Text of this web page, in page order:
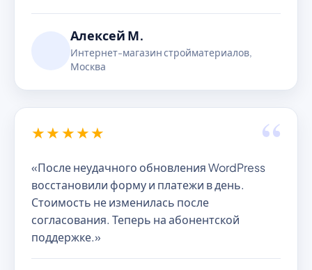
Алексей М.
Интернет-магазин стройматериалов,
Москва
★★★★★ “
«После неудачного обновления WordPress
восстановили форму и платежи в день.
Стоимость не изменилась после
согласования. Теперь на абонентской
поддержке.»